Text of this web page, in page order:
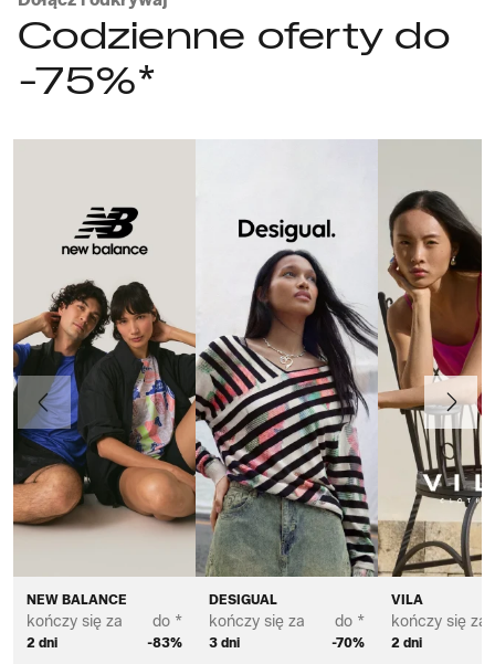
Codzienne oferty do
-75%*
NEW BALANCE
kończy się za
2 dni
do *
-83%
DESIGUAL
kończy się za
3 dni
do *
-70%
VILA
kończy się za
2 dni
Poprzedni Dalej